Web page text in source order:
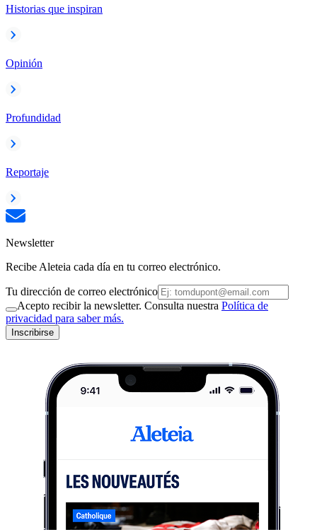
Historias que inspiran
Opinión
Profundidad
Reportaje
Newsletter
Recibe Aleteia cada día en tu correo electrónico.
Tu dirección de correo electrónico
Acepto recibir la newsletter. Consulta nuestra Política de
privacidad para saber más.
Inscribirse